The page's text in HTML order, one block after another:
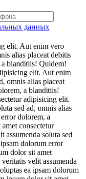
данных
elit. Aut enim vero
alias placeat debitis
blanditiis! Quidem!
elit. Aut enim
omnis alias placeat
a blanditiis!
adipisicing elit.
sed ad, omnis alias
dolorem, a
consectetur
soluta sed
dolorum error
dolor sit amet
velit assumenda
ea ipsam dolorum